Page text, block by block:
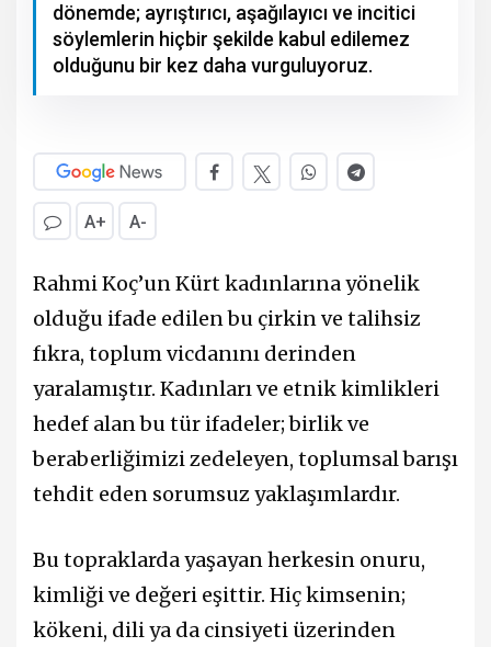
dönemde; ayrıştırıcı, aşağılayıcı ve incitici
söylemlerin hiçbir şekilde kabul edilemez
olduğunu bir kez daha vurguluyoruz.
A+ A-
Rahmi Koç’un Kürt kadınlarına yönelik
olduğu ifade edilen bu çirkin ve talihsiz
fıkra, toplum vicdanını derinden
yaralamıştır. Kadınları ve etnik kimlikleri
hedef alan bu tür ifadeler; birlik ve
beraberliğimizi zedeleyen, toplumsal barışı
tehdit eden sorumsuz yaklaşımlardır.
Bu topraklarda yaşayan herkesin onuru,
kimliği ve değeri eşittir. Hiç kimsenin;
kökeni, dili ya da cinsiyeti üzerinden